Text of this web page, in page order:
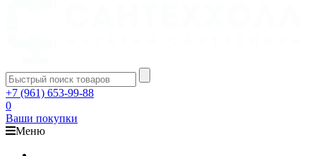
+7 (961) 653-99-88
0
Ваши покупки
Меню